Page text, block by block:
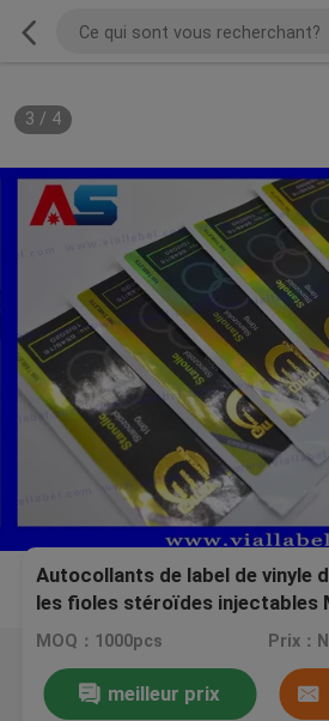
3 / 4
Autocollants de label de vinyle
les fioles stéroïdes injectables
Enanthate
MOQ：1000pcs Prix：
meilleur prix